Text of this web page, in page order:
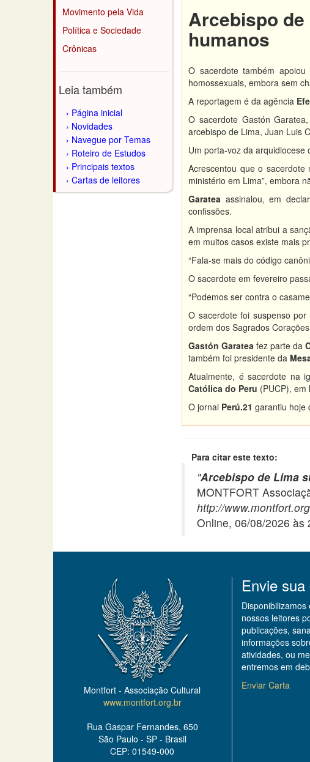
Movimento pela Vida
Política e Sociedade
Crônicas
Leia também
Página inicial
Novidades
Navegue por Temas
Roteiro de Estudos
Principais textos
Cartas de leitores
Arcebispo
humanos
O sacerdote também
homossexuais, embora sem
A reportagem é da agência Efe
O sacerdote Gastón
arcebispo de Lima, Juan Luis
Um porta-voz da arquidiocese
Acrescentou que o
ministério em Lima”, embora
Garatea assinalou, em
confissões.
A imprensa local atribui a
em muitos casos existe mais
“Fala-se mais do código
O sacerdote em fevereiro
“Podemos ser contra o
O sacerdote foi suspenso
ordem dos Sagrados
Gastón Garateafez parte da
também foi presidente da
Atualmente, é sacerdote na
Católica do Peru (PUCP),
O jornal Perú.21 garantiu hoje
Para citar este texto:
"Arcebispo de Lima
MONTFORT
http://
Online, 06/08/2026 às
Montfort - Associação Cultural
www.montfort.org.br
Rua Gaspar Fernandes, 650
São Paulo - SP - Brasil
CEP: 01549-000
Envie
nossos leitores
publicações,
informações
atividades, ou
entremos em
Enviar Carta